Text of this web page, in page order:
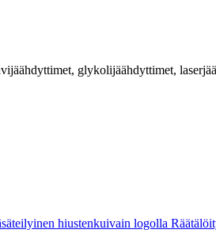
glykolijäähdyttimet,